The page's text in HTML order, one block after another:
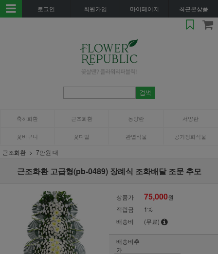
로그인 회원가입 마이페이지 최근본상품
축하화환 근조화환 동양란 서양란
꽃바구니 꽃다발 관엽식물 공기정화식물
근조화환 7만원 대
근조화환 고급형(pb-0489) 장례식 조화배달 조문 추모
상품가 75,000원
적립금
1%
배송비
(무료)
배송비추
가